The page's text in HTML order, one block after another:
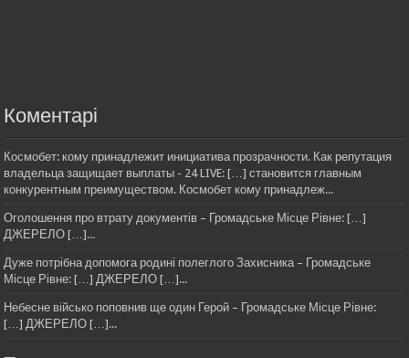
Коментарі
Космобет: кому принадлежит инициатива прозрачности. Как репутация
владельца защищает выплаты - 24 LIVE: […] становится главным
конкурентным преимуществом. Космобет кому принадлеж...
Оголошення про втрату документів – Громадське Місце Рівне: […]
ДЖЕРЕЛО […]...
Дуже потрібна допомога родині полеглого Захисника – Громадське
Місце Рівне: […] ДЖЕРЕЛО […]...
Небесне військо поповнив ще один Герой – Громадське Місце Рівне:
[…] ДЖЕРЕЛО […]...